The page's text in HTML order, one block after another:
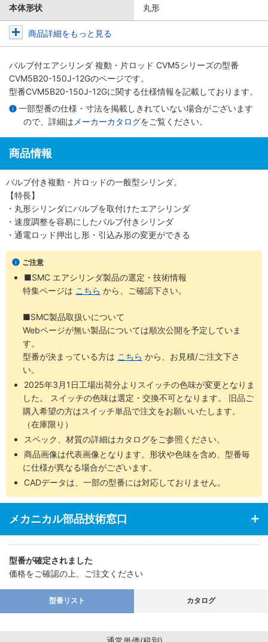
本体形状 丸形
商品詳細をもっと見る
バルブ付エアシリンダ 複動・片ロッド CVM5シリーズの型番
CVM5B20-150J-12Gのページです。
型番CVM5B20-150J-12Gに関する仕様情報を記載しております。
一部型番の仕様・寸法を掲載しきれていない場合がございます
ので、詳細は メーカーカタログをご覧ください。
商品情報
バルブ付き複動・片ロッドの一般型シリンダ。
【特長】
・丸形シリンダにバルブを取付けたエアシリンダ
・速度調整を容易にしたバルブ付きシリンダ
・通電ロッド押出し形・引込み形の変更ができる
ご注意
■SMC エアシリンダ製品の選定・技術情報
特集ページは こちら から、ご確認下さい。
■SMC製品取扱いについて
Webページが無い製品については順次公開を予定していま
す。
型番が決まっている方は こちら から、お見積/ご注文下さ
い。
2025年3月1日工場出荷分よりスイッチの色味が変更となりま
した。 スイッチの色味は選定・交換不可となります。 旧品ご
購入希望の方はスイッチ単品で注文をお願いいたします。
（在庫限り）
スペック、材質の詳細はカタログをご参照ください。
商品画像は代表画像となります。形状や色味を含め、型番毎
に仕様が異なる場合がございます。
CADデータは、一部の型番には対応しておりません。
メカニカル部品技術窓口
型番が確定されました
価格をご確認の上、ご注文ください
型番リスト カタログ